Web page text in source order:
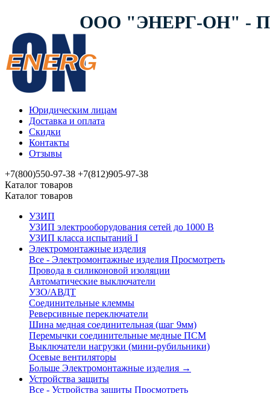
ООО "ЭНЕРГ-ОН" -
Юридическим лицам
Доставка и оплата
Скидки
Контакты
Отзывы
+7(800)550-97-38 +7(812)905-97-38
Каталог товаров
Каталог товаров
УЗИП
УЗИП электрооборудования сетей до 1000 В
УЗИП клaссa испытаний I
Электромонтажные изделия
Все - Электромонтажные изделия Просмотреть
Провода в силиконовой изоляции
Автоматические выключатели
УЗО/АВДТ
Соединительные клеммы
Реверсивные переключатели
Шина медная соединительная (шаг 9мм)
Перемычки соединительные медные ПСМ
Выключатели нагрузки (мини-рубильники)
Осевые вентиляторы
Больше Электромонтажные изделия →
Устройства защиты
Все - Устройства защиты Просмотреть